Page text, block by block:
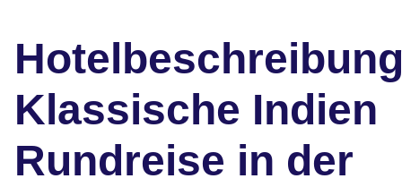
Klassische Indien
Rundreise in der